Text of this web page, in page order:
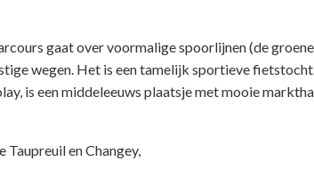
gaat over voormalige spoorlijnen (de
wegen. Het is een tamelijk sportieve
is een middeleeuws plaatsje met mooie
Taupreuil en Changey,